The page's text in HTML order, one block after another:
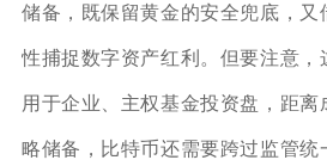
储备，既保留黄金的安全兜底，又
性捕捉数字资产红利。但要注意，
用于企业、主权基金投资盘，距
略储备，比特币还需要跨过监管统